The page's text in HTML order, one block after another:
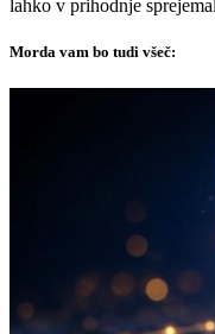
lahko v prihodnje
Morda vam bo tudi všeč: